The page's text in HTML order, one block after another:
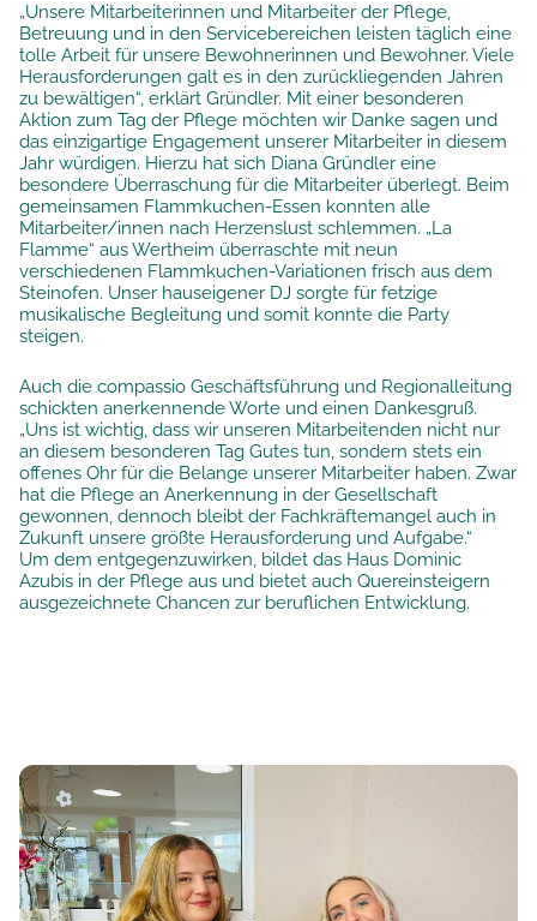
„Unsere Mitarbeiterinnen und Mitarbeiter der Pflege,
Betreuung und in den Servicebereichen leisten täglich eine
tolle Arbeit für unsere Bewohnerinnen und Bewohner. Viele
Herausforderungen galt es in den zurückliegenden Jahren
zu bewältigen“, erklärt Gründler. Mit einer besonderen
Aktion zum Tag der Pflege möchten wir Danke sagen und
das einzigartige Engagement unserer Mitarbeiter in diesem
Jahr würdigen. Hierzu hat sich Diana Gründler eine
besondere Überraschung für die Mitarbeiter überlegt. Beim
gemeinsamen Flammkuchen-Essen konnten alle
Mitarbeiter/innen nach Herzenslust schlemmen. „La
Flamme“ aus Wertheim überraschte mit neun
verschiedenen Flammkuchen-Variationen frisch aus dem
Steinofen. Unser hauseigener DJ sorgte für fetzige
musikalische Begleitung und somit konnte die Party
steigen.
Auch die compassio Geschäftsführung und Regionalleitung
schickten anerkennende Worte und einen Dankesgruß.
„Uns ist wichtig, dass wir unseren Mitarbeitenden nicht nur
an diesem besonderen Tag Gutes tun, sondern stets ein
offenes Ohr für die Belange unserer Mitarbeiter haben. Zwar
hat die Pflege an Anerkennung in der Gesellschaft
gewonnen, dennoch bleibt der Fachkräftemangel auch in
Zukunft unsere größte Herausforderung und Aufgabe.“
Um dem entgegenzuwirken, bildet das Haus Dominic
Azubis in der Pflege aus und bietet auch Quereinsteigern
ausgezeichnete Chancen zur beruflichen Entwicklung.